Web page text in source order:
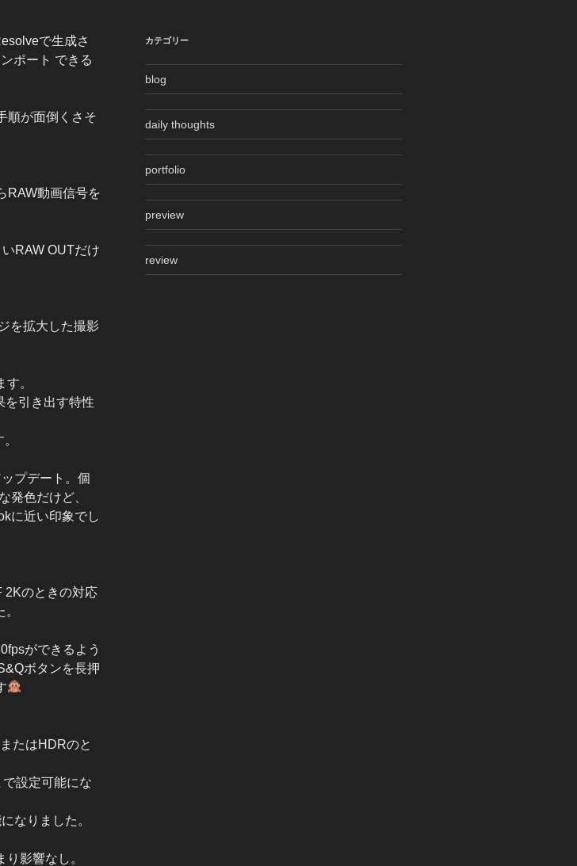
で生成さ
ポート できる
順が面倒くさそ
RAW動画信号を
RAW OUTだけ
を拡大した撮影
。
引き出す特性
プデート。個
発色だけど、
に近い印象でし
2Kのときの対応
ができるよう
ボタンを長押
たはHDRのと
設定可能にな
なりました。
影響なし。
カテゴリー
blog
daily thoughts
portfolio
preview
review